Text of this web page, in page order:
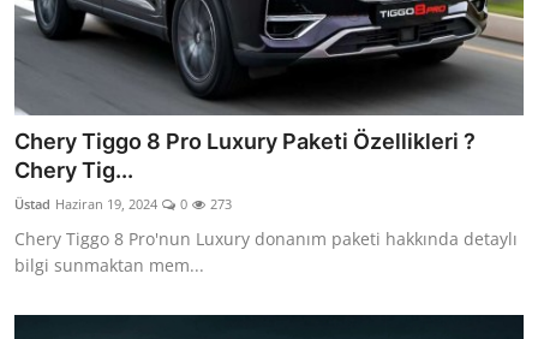
Chery Tiggo 8 Pro Luxury Paketi Özellikleri ?
Chery Tig...
Üstad Haziran 19, 2024 0 273
Chery Tiggo 8 Pro'nun Luxury donanım paketi hakkında detaylı
bilgi sunmaktan mem...